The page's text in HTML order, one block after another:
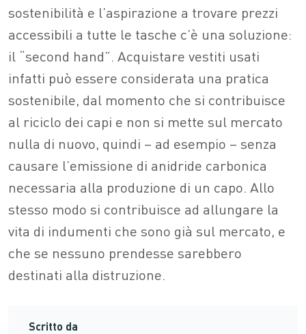
sostenibilità e l’aspirazione a trovare prezzi
accessibili a tutte le tasche c’è una soluzione:
il “second hand”. Acquistare vestiti usati
infatti può essere considerata una pratica
sostenibile, dal momento che si contribuisce
al riciclo dei capi e non si mette sul mercato
nulla di nuovo, quindi – ad esempio – senza
causare l’emissione di anidride carbonica
necessaria alla produzione di un capo. Allo
stesso modo si contribuisce ad allungare la
vita di indumenti che sono già sul mercato, e
che se nessuno prendesse sarebbero
destinati alla distruzione.
Scritto da